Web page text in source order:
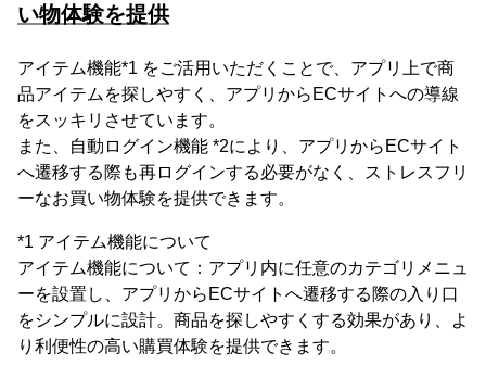
い物体験を提供
アイテム機能*1 をご活用いただくことで、アプリ上で商
品アイテムを探しやすく、アプリからECサイトへの導線
をスッキリさせています。
また、自動ログイン機能 *2により、アプリからECサイト
へ遷移する際も再ログインする必要がなく、ストレスフリ
ーなお買い物体験を提供できます。
*1 アイテム機能について
アイテム機能について：アプリ内に任意のカテゴリメニュ
ーを設置し、アプリからECサイトへ遷移する際の入り口
をシンプルに設計。商品を探しやすくする効果があり、よ
り利便性の高い購買体験を提供できます。